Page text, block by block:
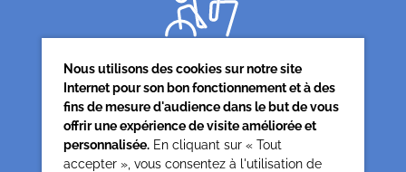
Siège associatif
62 rue de la glacière
Nous utilisons des cookies sur notre site
Internet pour son bon fonctionnement et à des
fins de mesure d'audience dans le but de vous
offrir une expérience de visite améliorée et
personnalisée. En cliquant sur « Tout
accepter », vous consentez à l'utilisation de